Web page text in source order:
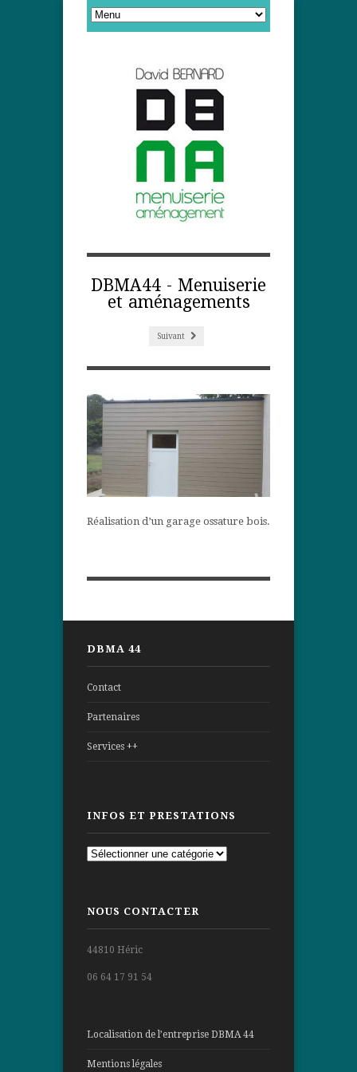
DBMA44 - Menuiserie
et aménagements
Suivant
Réalisation d’un garage ossature bois.
DBMA 44
Contact
Partenaires
Services ++
INFOS ET PRESTATIONS
Infos
NOUS CONTACTER
44810 Héric
06 64 17 91 54
Localisation de l’entreprise DBMA 44
Mentions légales